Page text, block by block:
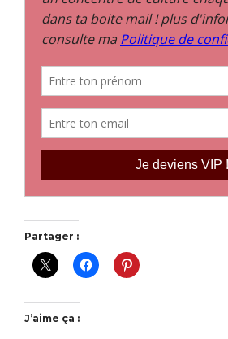
Partager :
J’aime ça :